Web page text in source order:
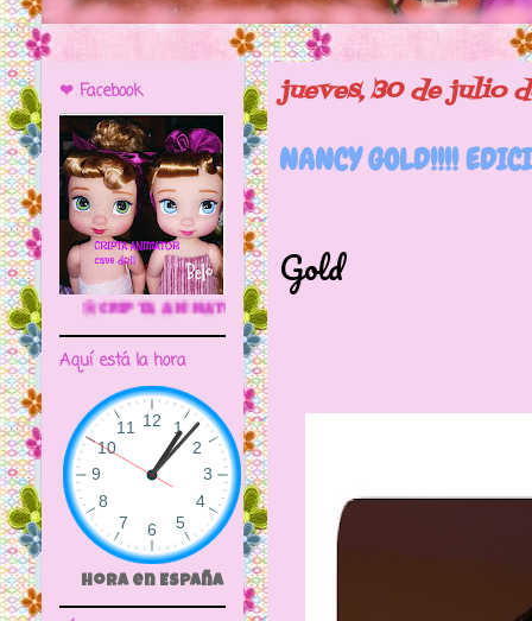
jueves, 30 de julio
NANCY GOLD!!!!
Gold
Edición
❤ Facebook
CAVE DOLL
Aquí está la hora
Hora en España